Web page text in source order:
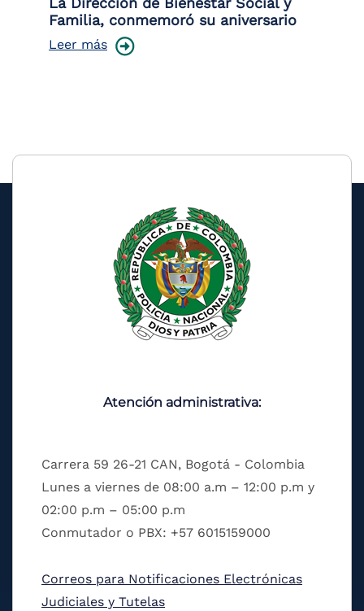
Familia, conmemoró su aniversario
Leer más
Atención administrativa:
Carrera 59 26-21 CAN, Bogotá - Colombia
Lunes a viernes de 08:00 a.m – 12:00 p.m y
02:00 p.m – 05:00 p.m
Conmutador o PBX: +57 6015159000
Correos para Notificaciones Electrónicas
Judiciales y Tutelas